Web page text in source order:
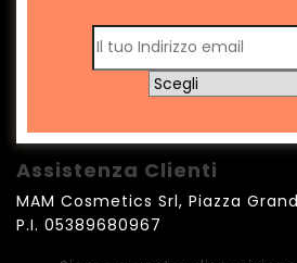
Assistenza Clienti
MAM Cosmetics Srl, Piazza
P.I. 05389680967